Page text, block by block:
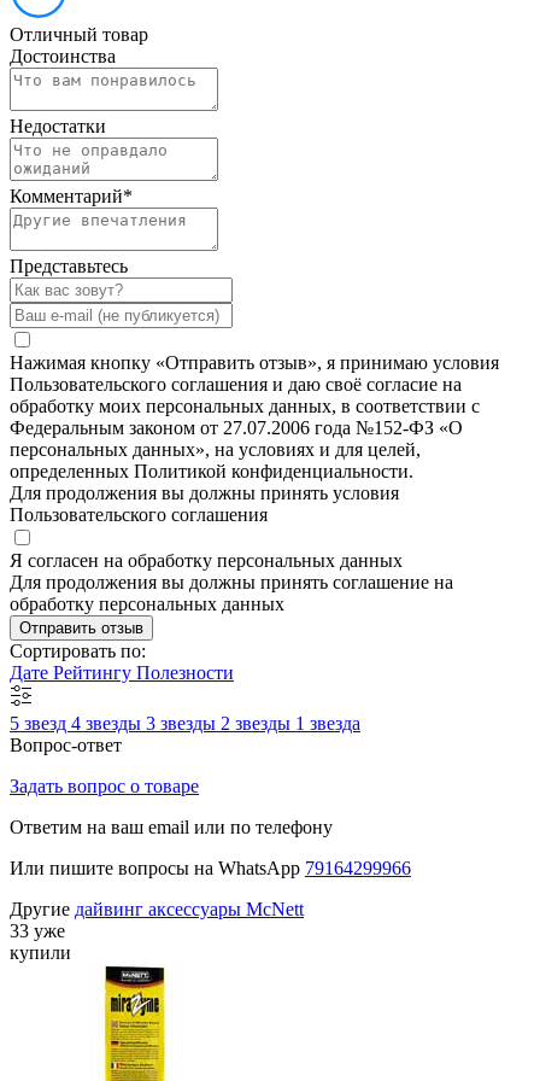
Отличный товар
Достоинства
Недостатки
Комментарий*
Представьтесь
Нажимая кнопку «Отправить отзыв», я принимаю условия
Пользовательского соглашения и даю своё согласие на
обработку моих персональных данных, в соответствии с
Федеральным законом от 27.07.2006 года №152-ФЗ «О
персональных данных», на условиях и для целей,
определенных Политикой конфиденциальности.
Для продолжения вы должны принять условия
Пользовательского соглашения
Я согласен на обработку персональных данных
Для продолжения вы должны принять соглашение на
обработку персональных данных
Отправить отзыв
Сортировать по:
Дате Рейтингу Полезности
5 звезд 4 звезды 3 звезды 2 звезды 1 звезда
Вопрос-ответ
Задать вопрос о товаре
Ответим на ваш email или по телефону
Или пишите вопросы на WhatsApp 79164299966
Другие дайвинг аксессуары McNett
33 уже
купили